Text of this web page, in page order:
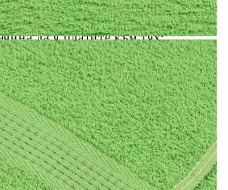
всъщност NewPay плаща
Вас. Вие я получавате и
да я платите към тях:
момента на изпращане на
За покупки на стойност до
Заплащате 20% от стойността на
с карта. Останалата сума се
вноски без оскъпяване. За
до 1000 лв. / €511.31
Стойността на поръчката се
месечни вноски с оскъпяване. За
до 2000 лв. / €1022.61